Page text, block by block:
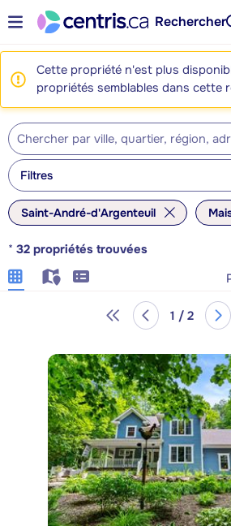
Rechercher
Cette propriété n'est plus
propriétés semblables dans cette
Filtres
Saint-André-d'Argenteuil
* 32 propriétés trouvées
1 / 2